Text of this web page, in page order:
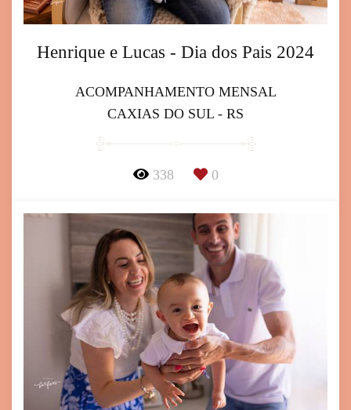
Henrique e Lucas - Dia dos Pais 2024
ACOMPANHAMENTO MENSAL
CAXIAS DO SUL - RS
338 0